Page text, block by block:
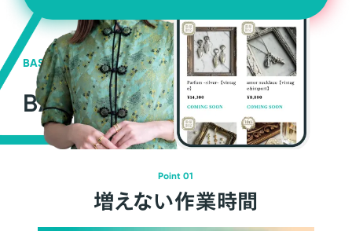
BASEの強み
BASEが強い3つの理由
Point 01
増えない作業時間